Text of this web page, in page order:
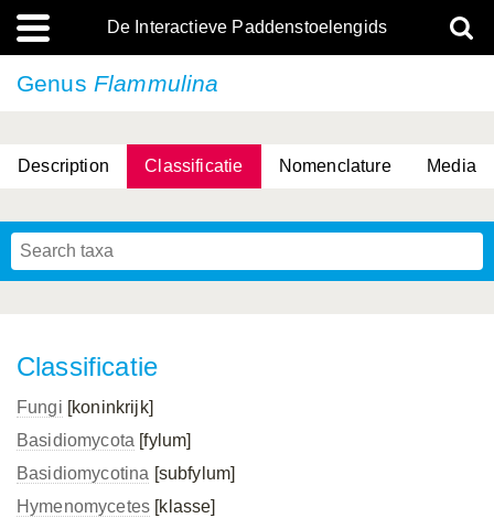
De Interactieve Paddenstoelengids
Genus Flammulina
Description Classificatie Nomenclature Media
Classificatie
Fungi [koninkrijk]
Basidiomycota [fylum]
Basidiomycotina [subfylum]
Hymenomycetes [klasse]